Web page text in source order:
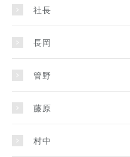
社長
長岡
管野
藤原
村中